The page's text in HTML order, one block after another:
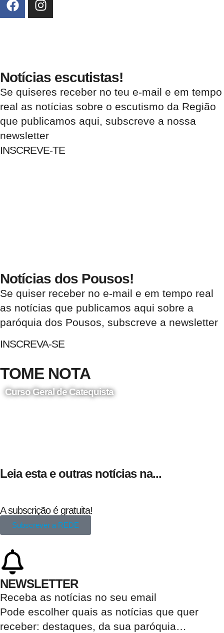
Notícias escutistas!
Se quiseres receber no teu e-mail e em tempo
real as notícias sobre o escutismo da Região
que publicamos aqui, subscreve a nossa
newsletter
INSCREVE-TE
Notícias dos Pousos!
Se quiser receber no e-mail e em tempo real
as notícias que publicamos aqui sobre a
paróquia dos Pousos, subscreve a newsletter
INSCREVA-SE
TOME NOTA
Curso Geral de Catequista
Leia esta e outras notícias na...
A subscrição é gratuita!
Subscrever a REDE
NEWSLETTER
Receba as notícias no seu email​
Pode escolher quais as notícias que quer
receber: destaques, da sua paróquia…